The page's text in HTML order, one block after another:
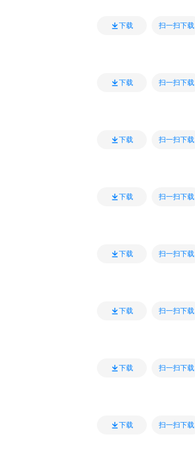
下载 扫一扫下载
下载 扫一扫下载
下载 扫一扫下载
下载 扫一扫下载
下载 扫一扫下载
下载 扫一扫下载
下载 扫一扫下载
下载 扫一扫下载